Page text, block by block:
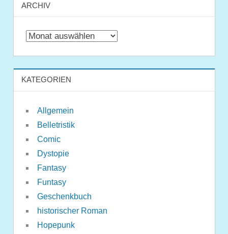
ARCHIV
Archiv
KATEGORIEN
Allgemein
Belletristik
Comic
Dystopie
Fantasy
Funtasy
Geschenkbuch
historischer Roman
Hopepunk